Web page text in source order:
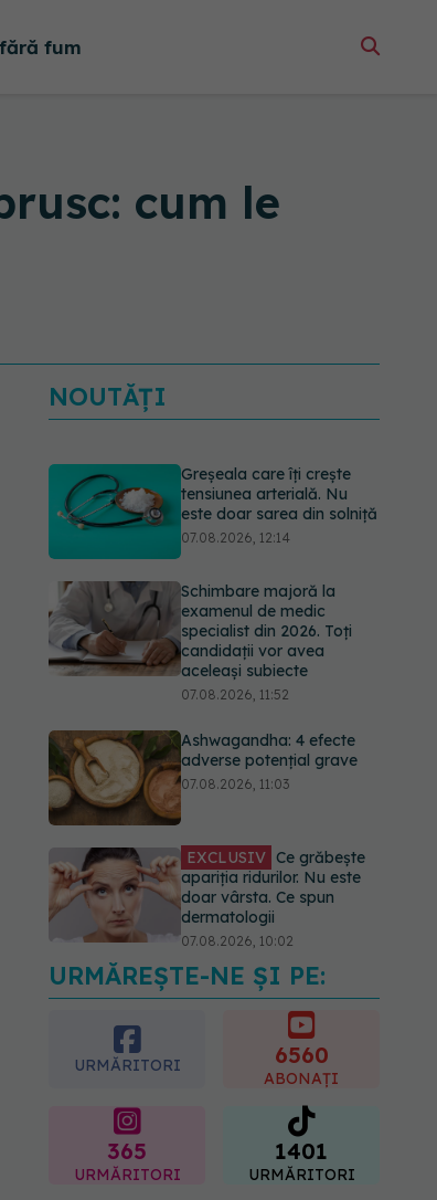
fum
cum le
NOUTĂȚI
Greșeala care îți crește
tensiunea arterială. Nu
este doar sarea din solniță
07.08.2026, 12:14
Schimbare majoră la
examenul de medic
specialist din 2026. Toți
candidații vor avea
aceleași subiecte
07.08.2026, 11:52
Ashwagandha: 4 efecte
adverse potențial grave
07.08.2026, 11:03
EXCLUSIV Ce grăbește
apariția ridurilor. Nu este
doar vârsta. Ce spun
dermatologii
07.08.2026, 10:02
Alina Pușcău dezvăluie
diagnosticul care i-a
schimbat viața: Am cancer
la sân. Am intrat în
URMĂREȘTE-NE ȘI PE:
URMĂRITORI 6560
ABONAȚI
365
URMĂRITORI
1401
URMĂRITORI